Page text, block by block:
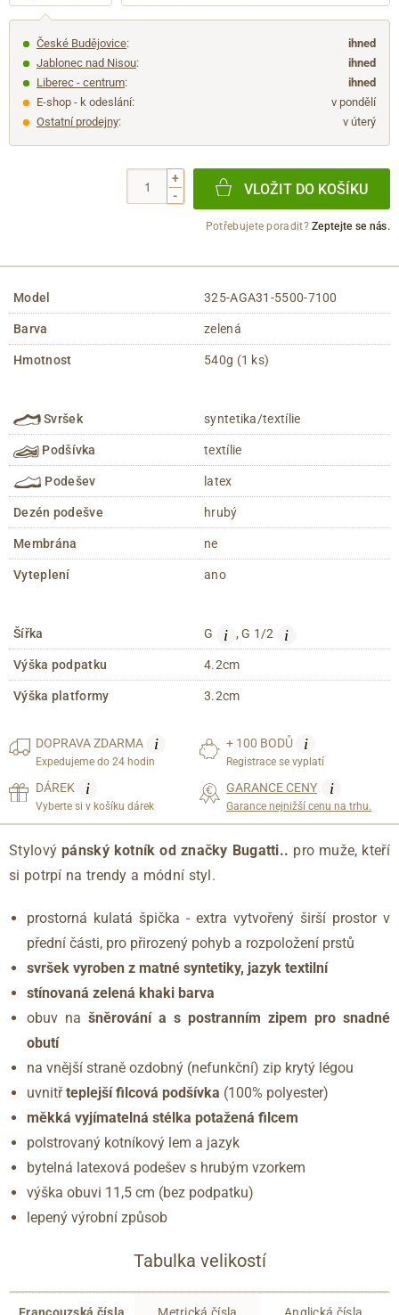
České Budějovice:
ihned
Jablonec nad Nisou:
ihned
Liberec - centrum:
ihned
E-shop - k odeslání:
v pondělí
Ostatní prodejny: v úterý
+
-
VLOŽIT DO KOŠÍKU
Potřebujete poradit?Zeptejte se nás.
Model 325-AGA31-5500-7100
Barva zelená
Hmotnost 540g (1 ks)
Svršek syntetika/textílie
Podšívka textílie
Podešev latex
Dezén podešve hrubý
Membrána ne
Vyteplení ano
Šířka G i , G 1/2 i
Výška podpatku 4.2cm
Výška platformy 3.2cm
DOPRAVAZDARMA i
Expedujeme do 24 hodin
+ 100 BODŮ i
Registrace se vyplatí
DÁREK i
Vyberte si v košíku dárek
GARANCE CENY i
Garance nejnižší cenu na trhu.
Stylovýpánský kotník od značky Bugatti.. pro muže, kteří
si potrpí na trendy a módní styl.
prostorná kulatá špička - extra vytvořený širší prostor v
přední části, pro přirozený pohyb a rozpoložení prstů
svršek vyroben z matné syntetiky, jazyk textilní
stínovaná zelená khaki barva
obuv na šněrování a s postranním zipem pro snadné
obutí
na vnější straně ozdobný (nefunkční) zip krytý légou
uvnitřteplejší filcová podšívka (100% polyester)
měkká vyjímatelná stélka potažená filcem
polstrovaný kotníkový lem a jazyk
bytelná latexová podešev s hrubým vzorkem
výška obuvi 11,5 cm (bez podpatku)
lepený výrobní způsob
Tabulka velikostí